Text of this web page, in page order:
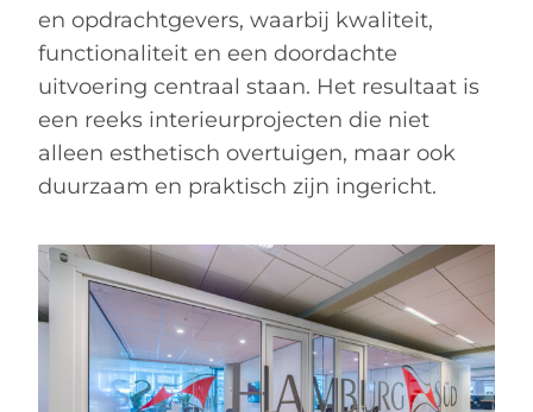
en opdrachtgevers, waarbij kwaliteit,
functionaliteit en een doordachte
uitvoering centraal staan. Het resultaat is
een reeks interieurprojecten die niet
alleen esthetisch overtuigen, maar ook
duurzaam en praktisch zijn ingericht.